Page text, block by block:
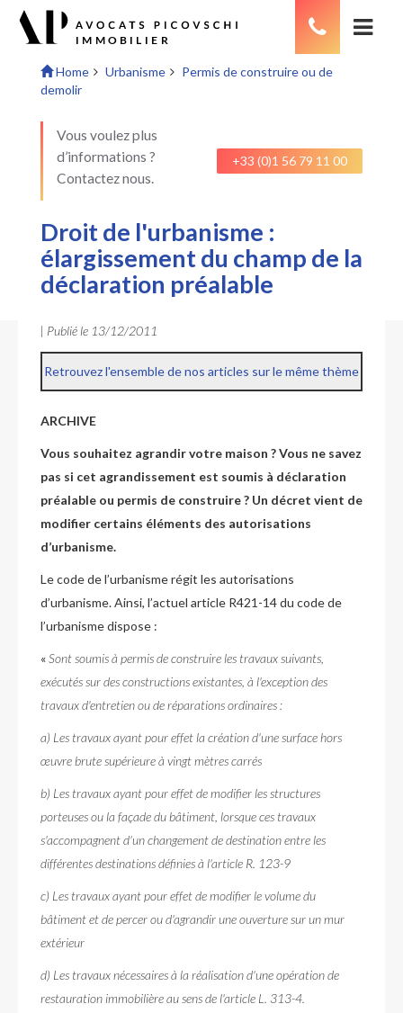
Home Urbanisme
Permis de construire ou de
demolir
Vous voulez plus
d’informations ?
Contactez nous.
+33 (0)1 56 79 11 00
Droit de l'urbanisme :
élargissement du champ de la
déclaration préalable
| Publié le 13/12/2011
Retrouvez l'ensemble de nos articles sur le même thème
ARCHIVE
Vous souhaitez agrandir votre maison ? Vous ne savez
pas si cet agrandissement est soumis à déclaration
préalable ou permis de construire ? Un décret vient de
modifier certains éléments des autorisations
d’urbanisme.
Le code de l’urbanisme régit les autorisations
d’urbanisme. Ainsi, l’actuel article R421-14 du code de
l’urbanisme dispose :
«Sont soumis à permis de construire les travaux suivants,
exécutés sur des constructions existantes, à l'exception des
travaux d'entretien ou de réparations ordinaires :
a) Les travaux ayant pour effet la création d'une surface hors
œuvre brute supérieure à vingt mètres carrés
b) Les travaux ayant pour effet de modifier les structures
porteuses ou la façade du bâtiment, lorsque ces travaux
s'accompagnent d'un changement de destination entre les
différentes destinations définies à l'article R. 123-9
c) Les travaux ayant pour effet de modifier le volume du
bâtiment et de percer ou d'agrandir une ouverture sur un mur
extérieur
d) Les travaux nécessaires à la réalisation d'une opération de
restauration immobilière au sens de l'article L. 313-4.